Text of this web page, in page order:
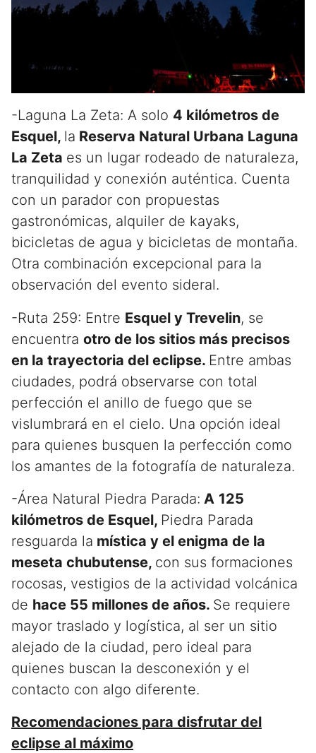
-Laguna La Zeta: A solo 4 kilómetros de
Esquel, la Reserva Natural Urbana Laguna
La Zeta es un lugar rodeado de naturaleza,
tranquilidad y conexión auténtica. Cuenta
con un parador con propuestas
gastronómicas, alquiler de kayaks,
bicicletas de agua y bicicletas de montaña.
Otra combinación excepcional para la
observación del evento sideral.
-Ruta 259: Entre Esquel y Trevelin, se
encuentra otro de los sitios más precisos
en la trayectoria del eclipse. Entre ambas
ciudades, podrá observarse con total
perfección el anillo de fuego que se
vislumbrará en el cielo. Una opción ideal
para quienes busquen la perfección como
los amantes de la fotografía de naturaleza.
-Área Natural Piedra Parada: A 125
kilómetros de Esquel, Piedra Parada
resguarda la mística y el enigma de la
meseta chubutense, con sus formaciones
rocosas, vestigios de la actividad volcánica
de hace 55 millones de años. Se requiere
mayor traslado y logística, al ser un sitio
alejado de la ciudad, pero ideal para
quienes buscan la desconexión y el
contacto con algo diferente.
Recomendaciones para disfrutar del
eclipse al máximo